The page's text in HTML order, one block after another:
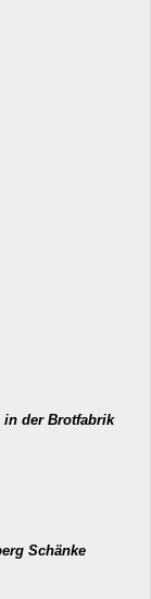
in der Brotfabrik
Schänke